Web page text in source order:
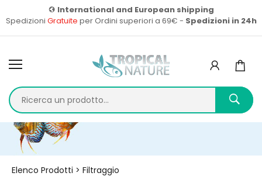
International and European shipping
Spedizioni Gratuite per Ordini superiori a 69€ - Spedizioni in 24h
Home Prodotti
Elenco Prodotti > Filtraggio